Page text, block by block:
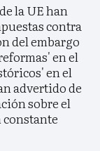
la UE han
contra
del embargo
en el
en el
advertido de
sobre el